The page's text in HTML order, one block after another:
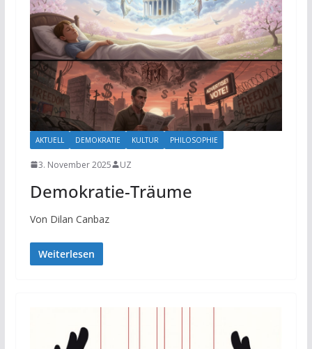
AKTUELL DEMOKRATIE KULTUR PHILOSOPHIE
3. November 2025 UZ
Demokratie-Träume
Von Dilan Canbaz
Weiterlesen